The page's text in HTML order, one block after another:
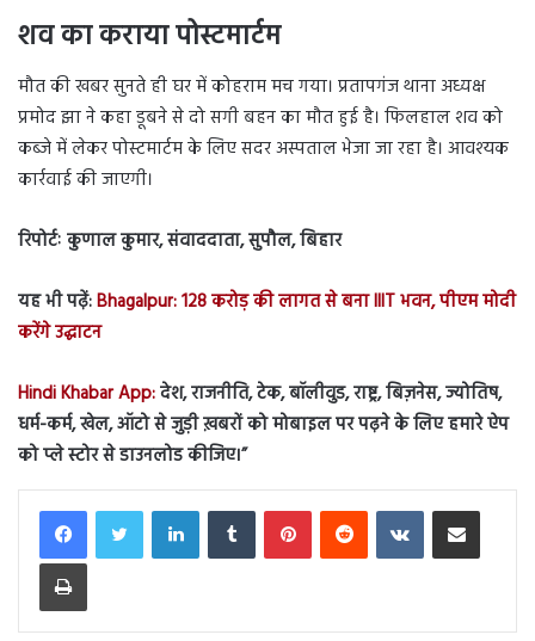
शव का कराया पोस्टमार्टम
मौत की खबर सुनते ही घर में कोहराम मच गया। प्रतापगंज थाना अध्यक्ष
प्रमोद झा ने कहा डूबने से दो सगी बहन का मौत हुई है। फिलहाल शव को
कब्जे में लेकर पोस्टमार्टम के लिए सदर अस्पताल भेजा जा रहा है। आवश्यक
कार्रवाई की जाएगी।
रिपोर्टः कुणाल कुमार, संवाददाता, सुपौल, बिहार
यह भी पढ़ें:Bhagalpur: 128 करोड़ की लागत से बना IIIT भवन, पीएम मोदी
करेंगे उद्घाटन
Hindi Khabar App:देश, राजनीति, टेक, बॉलीवुड, राष्ट्र, बिज़नेस, ज्योतिष,
धर्म-कर्म, खेल, ऑटो से जुड़ी ख़बरों को मोबाइल पर पढ़ने के लिए हमारे ऐप
को प्ले स्टोर से डाउनलोड कीजिए।”
LinkedInTumblr PinterestReddit VKontakteShare via Email
Print